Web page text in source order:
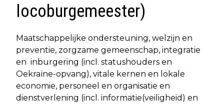
locoburgemeester)
Maatschappelijke ondersteuning, welzijn en
preventie, zorgzame gemeenschap, integratie
en inburgering (incl. statushouders en
Oekraïne-opvang), vitale kernen en lokale
economie, personeel en organisatie en
dienstverlening (incl. informatie(veiligheid) en